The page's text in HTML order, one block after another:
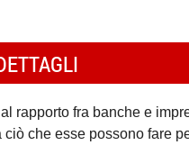
rapporto fra banche e
che esse possono fare